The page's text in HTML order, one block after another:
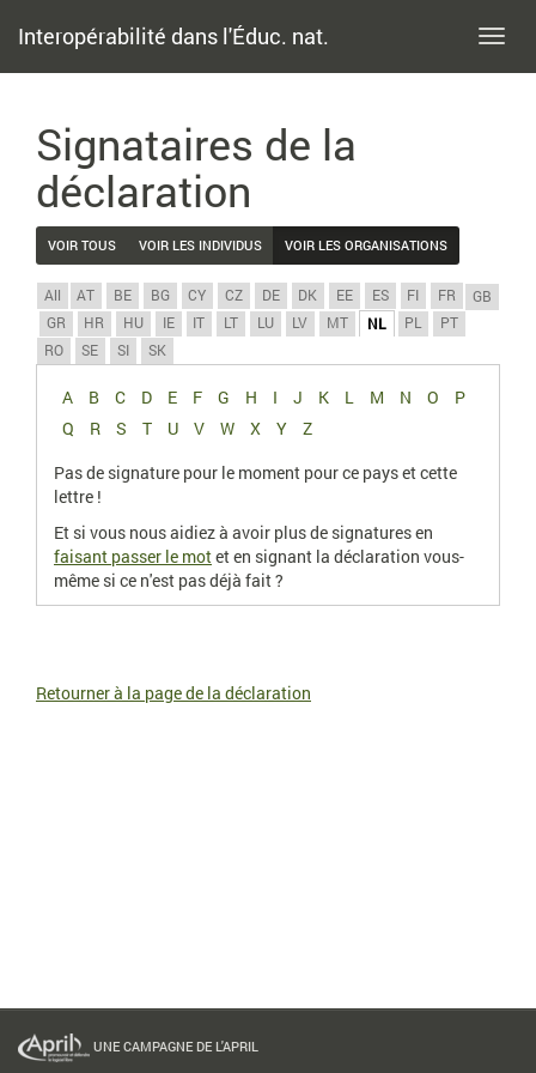
Interopérabilité dans l'Éduc. nat.
Signataires de la
déclaration
VOIR TOUS VOIR LES INDIVIDUS VOIR LES ORGANISATIONS
All AT BE BG CY CZ DE DK EE ES FI FR
GB
GR
HR HU IE IT LT LU LV MT NL PL
PT
RO
SE SI SK
A B C D E F G H I J K L M N O
P
Q
R S T U V W X Y
Z
Pas de signature pour le moment pour ce pays et cette
lettre !
Et si vous nous aidiez à avoir plus de signatures en
faisant passer le motet en signant la déclaration vous-
même si ce n'est pas déjà fait ?
Retourner à la page de la déclaration
UNE CAMPAGNE DE L'APRIL